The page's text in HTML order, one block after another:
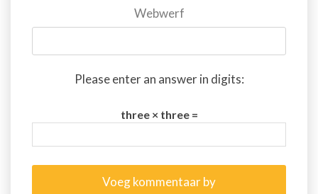
Webwerf
Please enter an answer in digits:
three × three =